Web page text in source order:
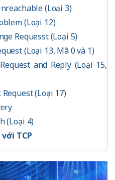
(Loại 3)
(Loại 12)
Requesst (Loại 5)
(Loại 13, Mã 0 và 1)
and Reply (Loại 15,
(Loại 17)
(Loại 4)
với TCP